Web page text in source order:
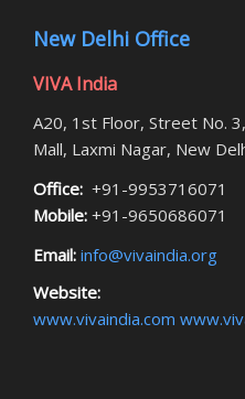
New Delhi Office
VIVA India
A20, 1st Floor, Street No.
Mall, Laxmi Nagar, New
Office: +91-9953716071
Mobile: +91-9650686071
Email: info@vivaindia.org
Website:
www.vivaindia.com